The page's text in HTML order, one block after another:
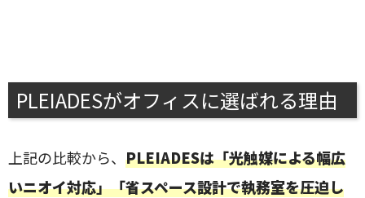
PLEIADESがオフィスに選ばれる理由
上記の比較から、 PLEIADESは「光触媒による幅広
いニオイ対応」「省スペース設計で執務室を圧迫し